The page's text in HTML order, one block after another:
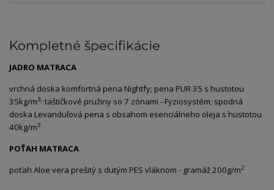
Kompletné špecifikácie
JADRO MATRACA
vrchná doska komfortná pena Nightfy; pena PUR 35 s hustotou
35kg/m3; taštičkové pružiny so 7 zónami - Fyziosystém; spodná
doska Levanduľová pena s obsahom esenciálneho oleja s hustotou
40kg/m3
POŤAH MATRACA
poťah Aloe vera prešitý s dutým PES vláknom - gramáž 200g/m2